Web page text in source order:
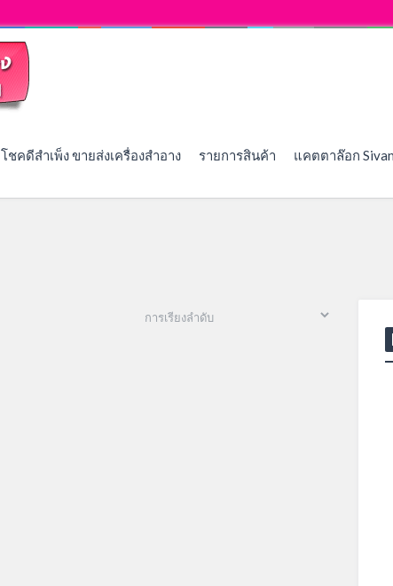
โชคดีสำเพ็ง ขายส่งเครื่องสำอาง รายการสินค้า แคตตาล๊อก